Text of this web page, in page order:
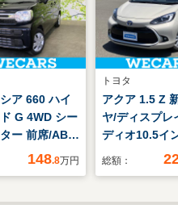
ア 660 ハイ
G 4WD シー
ター 前席/ABS/
止装置/アイ
バッグ サイド/
148.8万円
トヨタ
アクア 1.5 Z
ヤ/ディスプレ
ディオ10.5イ
ヨタセーフテ
コーダー 社外
総額：